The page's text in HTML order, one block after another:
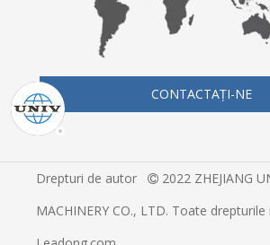
CONTACTAŢI-NE
Drepturi de autor  2022 ZHEJIANG
MACHINERY CO., LTD. Toate